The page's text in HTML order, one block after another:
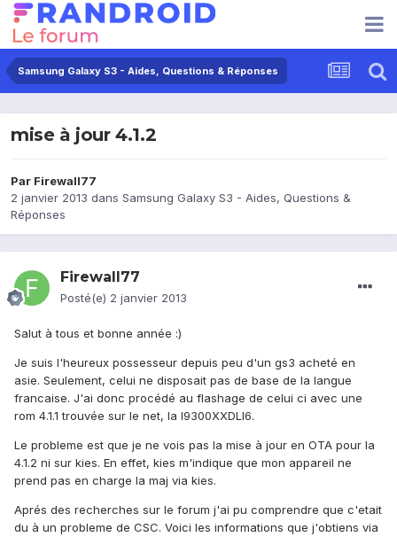
Samsung Galaxy S3 - Aides, Questions & Réponses
mise à jour 4.1.2
Par Firewall77
2 janvier 2013 dans Samsung Galaxy S3 - Aides, Questions &
Réponses
Firewall77
Posté(e) 2 janvier 2013
Salut à tous et bonne année :)
Je suis l'heureux possesseur depuis peu d'un gs3 acheté en
asie. Seulement, celui ne disposait pas de base de la langue
francaise. J'ai donc procédé au flashage de celui ci avec une
rom 4.1.1 trouvée sur le net, la I9300XXDLI6.
Le probleme est que je ne vois pas la mise à jour en OTA pour la
4.1.2 ni sur kies. En effet, kies m'indique que mon appareil ne
prend pas en charge la maj via kies.
Aprés des recherches sur le forum j'ai pu comprendre que c'etait
du à un probleme de CSC. Voici les informations que j'obtiens via